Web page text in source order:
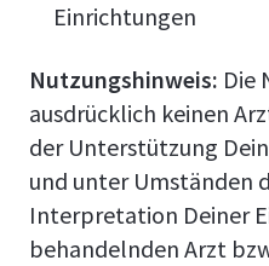
Einrichtungen
Nutzungshinweis: Die
ausdrücklich keinen
der Unterstützung
und unter Umständen
Interpretation Deiner
behandelnden Arzt